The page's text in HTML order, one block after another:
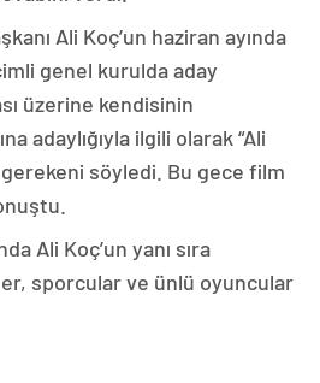
Ali Koç’un haziran ayında
genel kurulda aday
üzerine kendisinin
adaylığıyla ilgili olarak “Ali
gerekeni söyledi. Bu gece film
Ali Koç’un yanı sıra
sporcular ve ünlü oyuncular